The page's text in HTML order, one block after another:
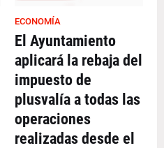
ECONOMÍA
El Ayuntamiento
aplicará la rebaja del
impuesto de
plusvalía a todas las
operaciones
realizadas desde el